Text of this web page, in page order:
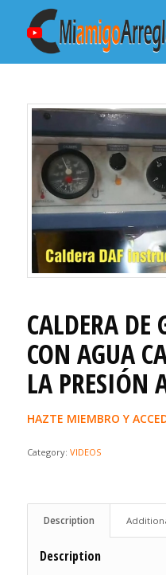
CALDERA DE
CON AGUA
LA PRESIÓN
HAZTE MIEMBRO Y
Category: VIDEOS
Description
Description